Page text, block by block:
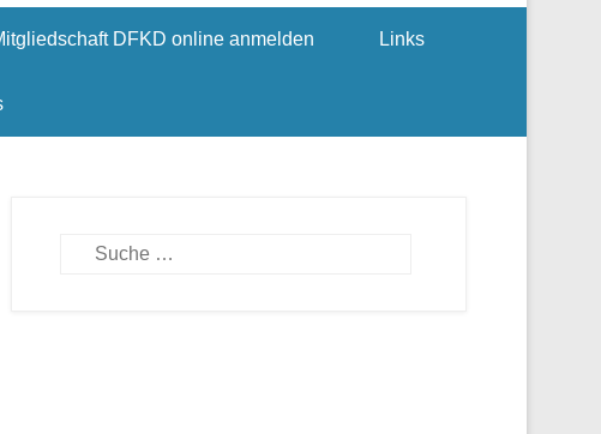
DFKD online anmelden Links
Suchen